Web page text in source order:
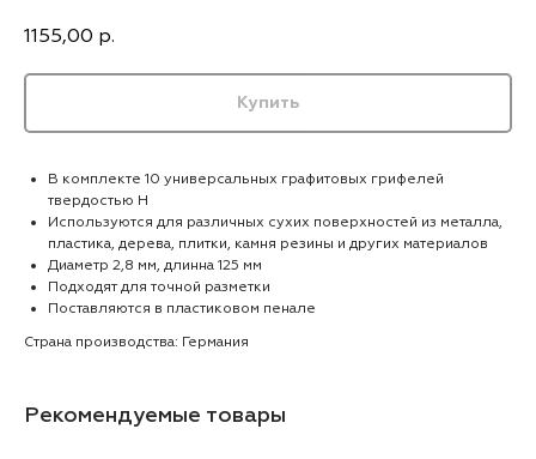
1155,00 р.
Купить
В комплекте 10 универсальных графитовых грифелей
твердостью Н
Используются для различных сухих поверхностей из металла,
пластика, дерева, плитки, камня резины и других материалов
Диаметр 2,8 мм, длинна 125 мм
Подходят для точной разметки
Поставляются в пластиковом пенале
Страна производства: Германия
Рекомендуемые товары